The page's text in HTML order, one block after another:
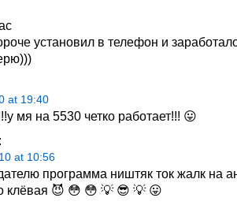
установил в телефон и
at 19:40
мя на 5530 четко работает!!! 😛
:
at 10:56
программа ништяк ток жалк на
клёвая 😈 😳 😳 💡 😎 💡 😛